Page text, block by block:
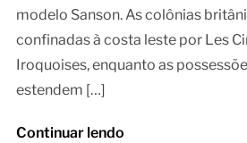
modelo Sanson. As colônias
confinadas à costa leste por Les
Iroquoises, enquanto as
estendem […]
Continuar lendo